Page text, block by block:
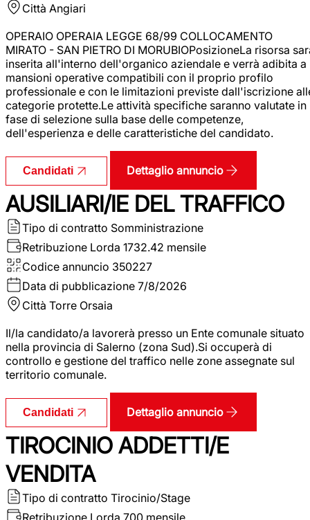
Città Angiari
OPERAIO OPERAIA LEGGE 68/99 COLLOCAMENTO
MIRATO - SAN PIETRO DI MORUBIOPosizioneLa risorsa
inserita all'interno dell'organico aziendale e verrà adibita a
mansioni operative compatibili con il proprio profilo
professionale e con le limitazioni previste dall'iscrizione
categorie protette.Le attività specifiche saranno valutate in
fase di selezione sulla base delle competenze,
dell'esperienza e delle caratteristiche del candidato.
Candidati Dettaglio annuncio
AUSILIARI/IE DEL TRAFFICO
Tipo di contratto Somministrazione
Retribuzione Lorda 1732.42 mensile
Codice annuncio 350227
Data di pubblicazione 7/8/2026
Città Torre Orsaia
Il/la candidato/a lavorerà presso un Ente comunale situato
nella provincia di Salerno (zona Sud).Si occuperà di
controllo e gestione del traffico nelle zone assegnate sul
territorio comunale.
Candidati Dettaglio annuncio
TIROCINIO ADDETTI/E
VENDITA
Tipo di contratto Tirocinio/Stage
Retribuzione Lorda 700 mensile